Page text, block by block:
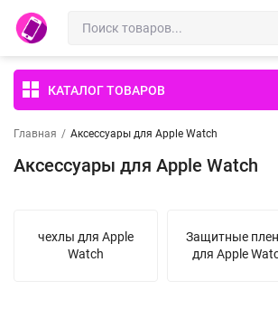
КАТАЛОГ ТОВАРОВ
Главная / Аксессуары для Apple Watch
Аксессуары для Apple Watch
чехлы для Apple
Watch
Защитные
для Apple